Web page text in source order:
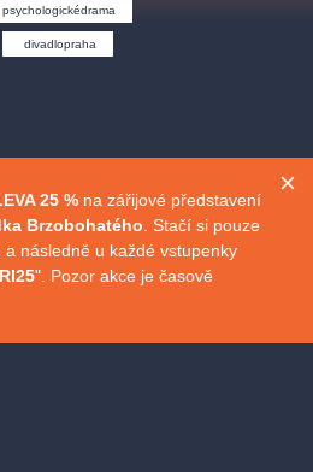
psychologickédrama
divadlopraha
25 % na zářijové představení
Brzobohatého . Stačí si pouze
následně u každé vstupenky
". Pozor akce je časově
sleva